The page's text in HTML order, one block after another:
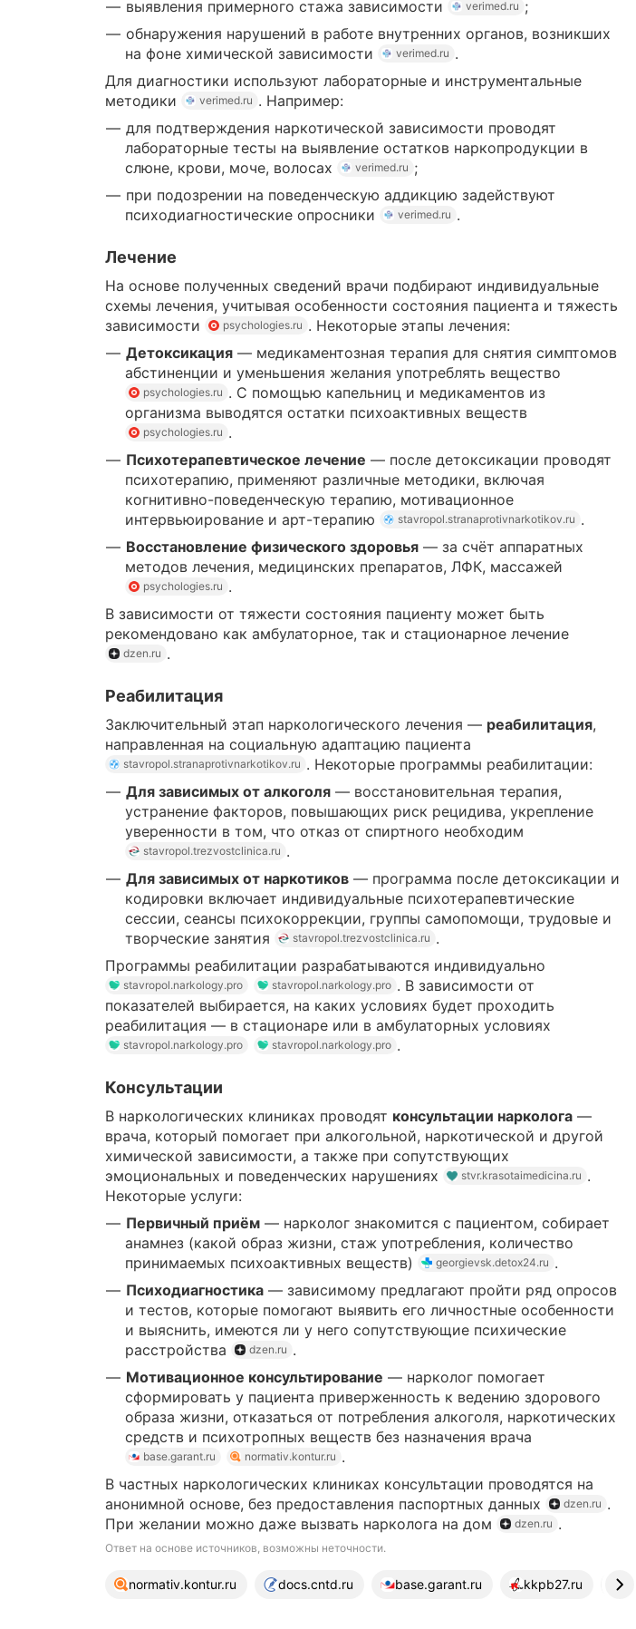
выявления примерного стажа зависимости
verimed.ru ;
обнаружения нарушений в работе внутренних органов, возникших
на фоне химической зависимости
verimed.ru .
Для диагностики используют лабораторные и инструментальные
методики
verimed.ru . Например:
для подтверждения наркотической зависимости проводят
лабораторные тесты на выявление остатков наркопродукции в
слюне, крови, моче, волосах
verimed.ru ;
при подозрении на поведенческую аддикцию задействуют
психодиагностические опросники
verimed.ru .
Лечение
На основе полученных сведений врачи подбирают индивидуальные
схемы лечения, учитывая особенности состояния пациента и тяжесть
зависимости
psychologies.ru . Некоторые этапы лечения:
Детоксикация — медикаментозная терапия для снятия симптомов
абстиненции и уменьшения желания употреблять вещество
psychologies.ru . С помощью капельниц и медикаментов из
организма выводятся остатки психоактивных веществ
psychologies.ru .
Психотерапевтическое лечение — после детоксикации проводят
психотерапию, применяют различные методики, включая
когнитивно-поведенческую терапию, мотивационное
интервьюирование и арт-терапию
stavropol.stranaprotivnarkotikov.ru .
Восстановление физического здоровья — за счёт аппаратных
методов лечения, медицинских препаратов, ЛФК, массажей
psychologies.ru .
В зависимости от тяжести состояния пациенту может быть
рекомендовано как амбулаторное, так и стационарное лечение
dzen.ru .
Реабилитация
Заключительный этап наркологического лечения — реабилитация,
направленная на социальную адаптацию пациента
stavropol.stranaprotivnarkotikov.ru . Некоторые программы реабилитации:
Для зависимых от алкоголя — восстановительная терапия,
устранение факторов, повышающих риск рецидива, укрепление
уверенности в том, что отказ от спиртного необходим
stavropol.trezvostclinica.ru .
Для зависимых от наркотиков — программа после детоксикации и
кодировки включает индивидуальные психотерапевтические
сессии, сеансы психокоррекции, группы самопомощи, трудовые и
творческие занятия
stavropol.trezvostclinica.ru .
Программы реабилитации разрабатываются индивидуально
stavropol.narkology.pro stavropol.narkology.pro . В зависимости от
показателей выбирается, на каких условиях будет проходить
реабилитация — в стационаре или в амбулаторных условиях
stavropol.narkology.pro stavropol.narkology.pro .
Консультации
В наркологических клиниках проводят консультации нарколога —
врача, который помогает при алкогольной, наркотической и другой
химической зависимости, а также при сопутствующих
эмоциональных и поведенческих нарушениях
stvr.krasotaimedicina.ru .
Некоторые услуги:
Первичный приём — нарколог знакомится с пациентом, собирает
анамнез (какой образ жизни, стаж употребления, количество
принимаемых психоактивных веществ)
georgievsk.detox24.ru .
Психодиагностика — зависимому предлагают пройти ряд опросов
и тестов, которые помогают выявить его личностные особенности
и выяснить, имеются ли у него сопутствующие психические
расстройства
dzen.ru .
Мотивационное консультирование — нарколог помогает
сформировать у пациента приверженность к ведению здорового
образа жизни, отказаться от потребления алкоголя, наркотических
средств и психотропных веществ без назначения врача
base.garant.ru normativ.kontur.ru .
В частных наркологических клиниках консультации проводятся на
анонимной основе, без предоставления паспортных данных
dzen.ru .
При желании можно даже вызвать нарколога на дом
dzen.ru .
Ответ на основе источников, возможны неточности.
23 источника
normativ.kontur.ru docs.cntd.ru base.garant.ru kkpb27.ru